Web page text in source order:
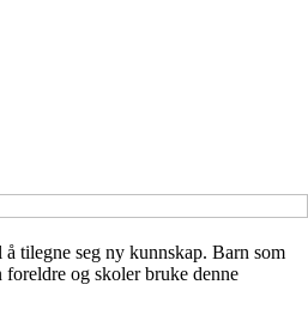
tilegne seg ny kunnskap. Barn som
og skoler bruke denne